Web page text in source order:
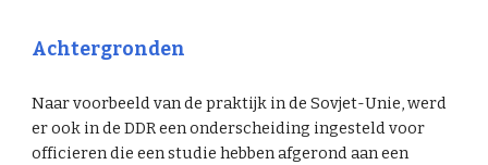
Achtergronden
Naar voorbeeld van de praktijk in de Sovjet-Unie, werd
er ook in de DDR een onderscheiding ingesteld voor
officieren die een studie hebben afgerond aan een